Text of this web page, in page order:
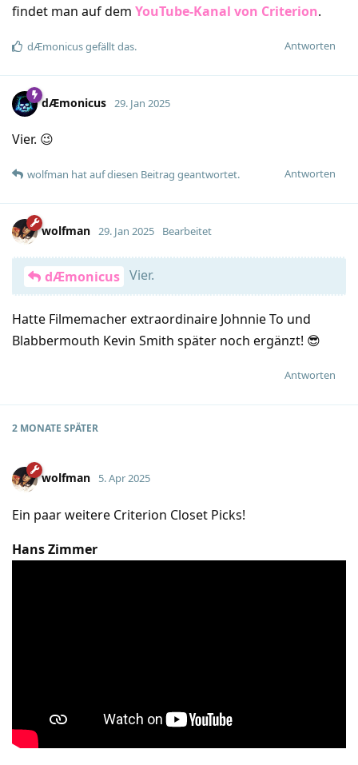
findet man auf dem YouTube-Kanal von Criterion.
Antworten
dÆmonicusgefällt das.
dÆmonicus 29. Jan 2025
Vier. 😉
Antworten
wolfman hatauf diesen Beitrag geantwortet.
wolfman 29. Jan 2025 Bearbeitet
dÆmonicus Vier.
Hatte Filmemacher extraordinaire Johnnie To und
Blabbermouth Kevin Smith später noch ergänzt! 😎
Antworten
2 MONATE SPÄTER
wolfman 5. Apr 2025
Ein paar weitere Criterion Closet Picks!
Hans Zimmer